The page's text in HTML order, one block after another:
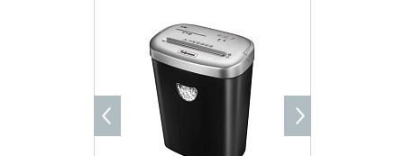
УТОЧНИТЬ НАЛИЧИЕ